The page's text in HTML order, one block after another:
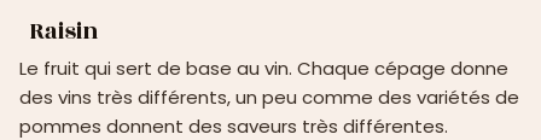
Raisin
Le fruit qui sert de base au vin. Chaque cépage donne
des vins très différents, un peu comme des variétés de
pommes donnent des saveurs très différentes.